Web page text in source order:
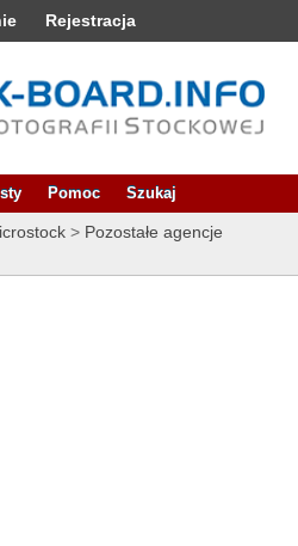
Rejestracja
Pomoc Szukaj
> Pozostałe agencje